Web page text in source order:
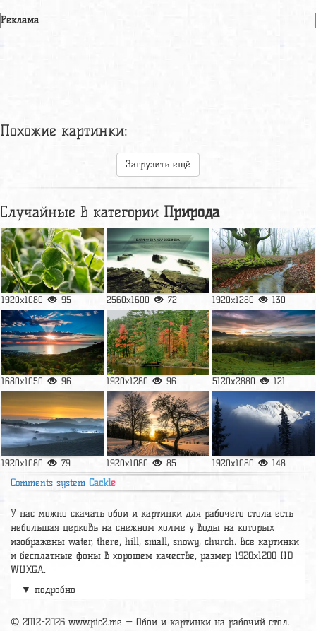
Реклама
Похожие картинки:
Загрузить ещё
Случайные в категории Природа
1920x1080 95 2560x1600 72 1920x1280 130
1680x1050 96 1920x1280 96 5120x2880 121
1920x1080 79 1920x1080 85 1920x1080 148
Comments system Cackle
У нас можно скачать обои и картинки для рабочего стола есть
небольшая церковь на снежном холме у воды на которых
изображены water, there, hill, small, snowy, church. Все картинки
и бесплатные фоны в хорошем качестве, размер 1920x1200 HD
WUXGA.
А так же можно найти много других картинок на нужную тему
разделобои Природа, на сайте pic2.me представлено очень
большое количество красивых широкоформатных картинок, фото
▼ подробно
© 2012-2026 www.pic2.me — Обои и картинки на рабочий стол.